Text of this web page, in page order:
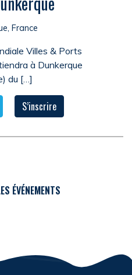
France
Villes & Ports
à Dunkerque
du […]
S’inscrire
ÉVÉNEMENTS